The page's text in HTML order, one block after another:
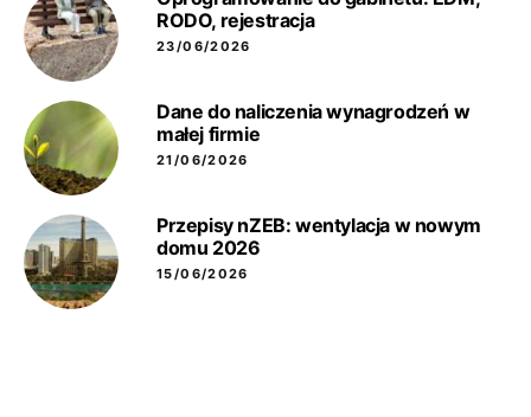
RODO, rejestracja
23/06/2026
Dane do naliczenia wynagrodzeń w
małej firmie
21/06/2026
Przepisy nZEB: wentylacja w nowym
domu 2026
15/06/2026